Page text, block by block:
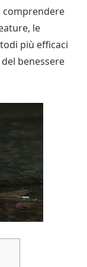
comprendere
le
più efficaci
benessere